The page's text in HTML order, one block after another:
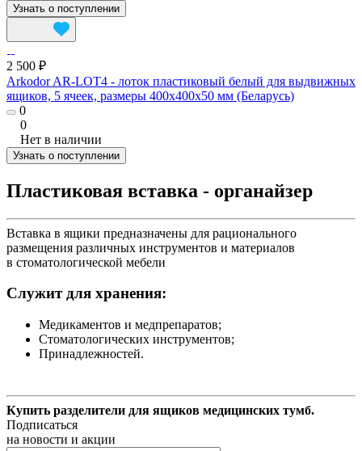
Узнать о поступлении
2 500 ₽
Arkodor AR-LOT4 - лоток пластиковый белый для выдвижных
ящиков, 5 ячеек, размеры 400x400x50 мм (Беларусь)
0
0
Нет в наличии
Узнать о поступлении
Пластиковая вставка - органайзер
Вставка в ящики предназначены для рационального
размещения различных инструментов и материалов
в стоматологической мебели
Служит для хранения:
Медикаментов и медпрепаратов;
Стоматологических инструментов;
Принадлежностей.
Купить разделители для ящиков медицинских тумб.
Подписаться
на новости и акции